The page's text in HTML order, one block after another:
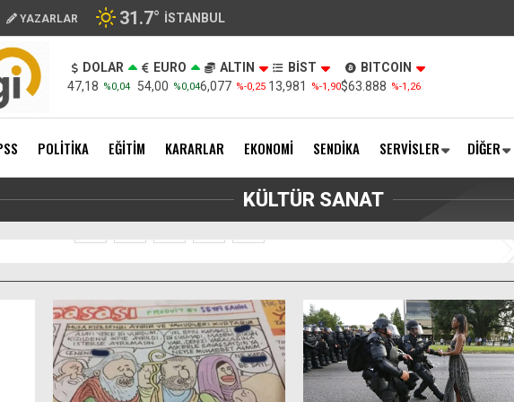
YAZARLAR 31.7° İSTANBUL
DOLAR
47,18 %0,04
EURO
54,00 %0,04
ALTIN
6,077 %-0,25
BİST
13,981
%-1,90
BITCOIN
$63.888 %-1,26
POLİTİKA EĞİTİM KARARLAR EKONOMİ SENDİKA SERVİSLER DİĞER
KÜLTÜR SANAT
Loto’da görülmemiş olasılık gerçekleşti!
1 2 3 4 5